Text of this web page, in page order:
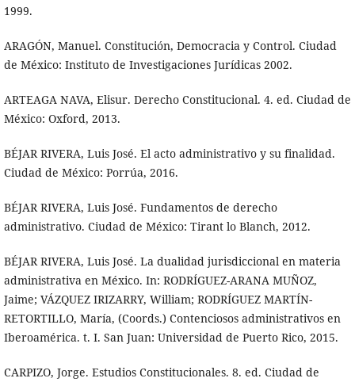
1999.
ARAGÓN, Manuel. Constitución, Democracia y Control. Ciudad
de México: Instituto de Investigaciones Jurídicas 2002.
ARTEAGA NAVA, Elisur. Derecho Constitucional. 4. ed. Ciudad de
México: Oxford, 2013.
BÉJAR RIVERA, Luis José. El acto administrativo y su finalidad.
Ciudad de México: Porrúa, 2016.
BÉJAR RIVERA, Luis José. Fundamentos de derecho
administrativo. Ciudad de México: Tirant lo Blanch, 2012.
BÉJAR RIVERA, Luis José. La dualidad jurisdiccional en materia
administrativa en México. In: RODRÍGUEZ-ARANA MUÑOZ,
Jaime; VÁZQUEZ IRIZARRY, William; RODRÍGUEZ MARTÍN-
RETORTILLO, María, (Coords.) Contenciosos administrativos en
Iberoamérica. t. I. San Juan: Universidad de Puerto Rico, 2015.
CARPIZO, Jorge. Estudios Constitucionales. 8. ed. Ciudad de